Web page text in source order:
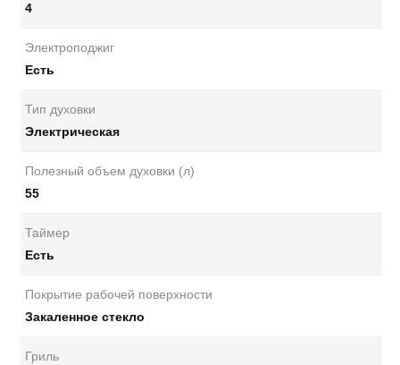
4
Электроподжиг
Есть
Тип духовки
Электрическая
Полезный объем духовки (л)
55
Таймер
Есть
Покрытие рабочей поверхности
Закаленное стекло
Гриль